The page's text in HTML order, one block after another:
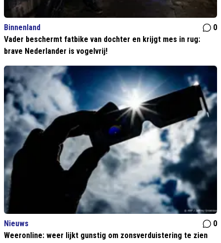
Binnenland
0
Vader beschermt fatbike van dochter en krijgt mes in rug:
brave Nederlander is vogelvrij!
Nieuws
0
Weeronline: weer lijkt gunstig om zonsverduistering te zien